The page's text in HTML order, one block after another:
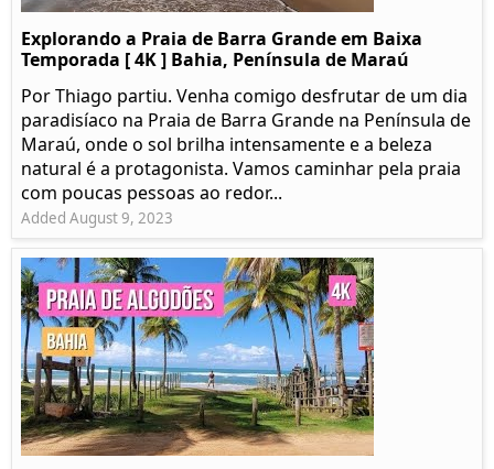
Explorando a Praia de Barra Grande em Baixa
Temporada [ 4K ] Bahia, Península de Maraú
Por Thiago partiu. Venha comigo desfrutar de um dia
paradisíaco na Praia de Barra Grande na Península de
Maraú, onde o sol brilha intensamente e a beleza
natural é a protagonista. Vamos caminhar pela praia
com poucas pessoas ao redor...
Added August 9, 2023